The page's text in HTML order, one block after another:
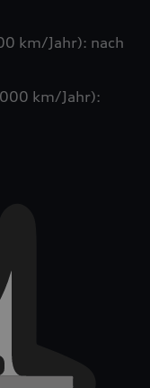
km/Jahr): nach
km/Jahr):